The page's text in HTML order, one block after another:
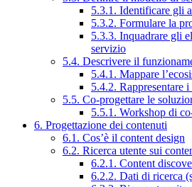
5.3.1. Identificare gli
5.3.2. Formulare la
5.3.3. Inquadrare gli
servizio
5.4. Descrivere il
5.4.1. Mappare
5.4.2. Rappresentare
5.5. Co-progettare le
5.5.1. Workshop di
6. Progettazione dei contenuti
6.1. Cos’è il content design
6.2. Ricerca utente sui
6.2.1. Content
6.2.2. Dati di ricerca